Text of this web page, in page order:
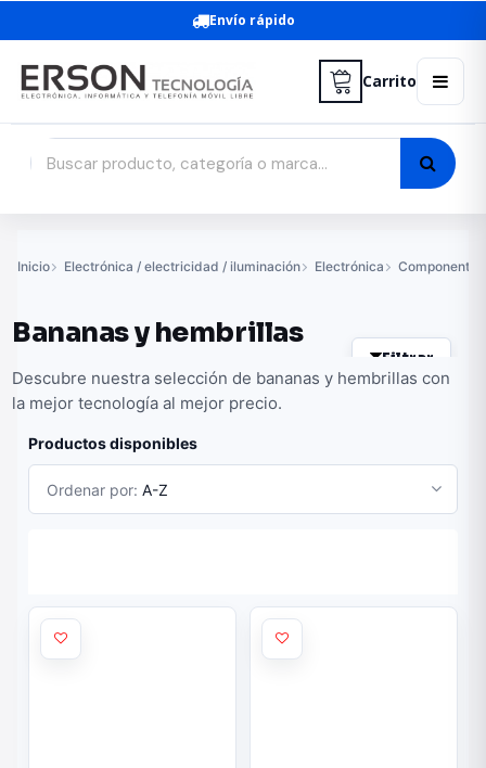
Envío rápido
Carrito
Inicio Electrónica / electricidad / iluminación Electrónica
Bananas y hembrillas
Filtrar
Descubre nuestra selección de bananas y hembrillas con
la mejor tecnología al mejor precio.
Productos disponibles
Ordenar por: A-Z